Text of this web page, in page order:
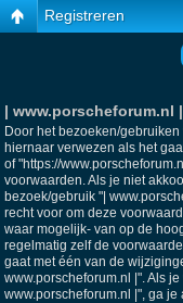
Registreren
| www.porscheforum.nl
Door het bezoeken/
hiernaar verwezen als het
of "https://
voorwaarden. Als je niet
bezoek/gebruik "|
recht voor om deze
waar mogelijk- van op de
regelmatig zelf de
gaat met één van de
www.porscheforum.nl |". Als
www.porscheforum.nl |", ga